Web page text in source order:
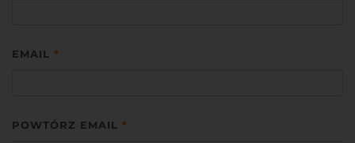
EMAIL *
POWTÓRZ EMAIL *